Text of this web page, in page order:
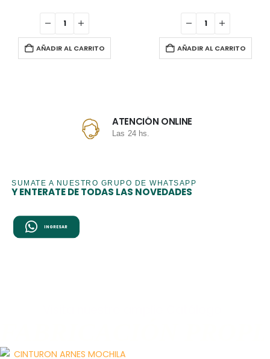
AÑADIR AL CARRITO AÑADIR AL CARRITO
ATENCIÓN ONLINE
Las 24 hs.
SUMATE A NUESTRO GRUPO DE WHATSAPP
Y ENTERATE DE TODAS LAS NOVEDADES
INGRESAR